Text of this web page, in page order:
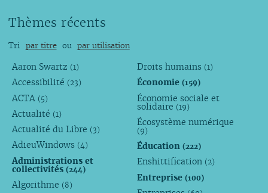
Thèmes récents
Tri par titre ou par utilisation
Aaron Swartz (1)
Accessibilité (23)
ACTA (5)
Actualité (1)
Actualité du Libre (3)
AdieuWindows (4)
Administrations et
collectivités (244)
Algorithme (8)
Droits humains (1)
Économie(159)
Économie sociale et
solidaire (19)
Écosystème numérique
(9)
Éducation(222)
Enshittification (2)
Entreprise(100)